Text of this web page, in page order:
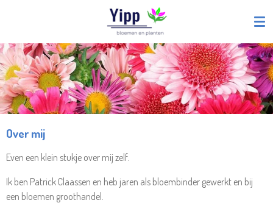
naar
de
hoofdinhoud
Over mij
Even een klein stukje over mij zelf.
Ik ben Patrick Claassen en heb jaren als bloembinder gewerkt en bij
een bloemen groothandel.